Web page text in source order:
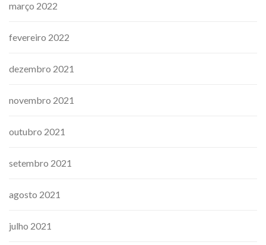
março 2022
fevereiro 2022
dezembro 2021
novembro 2021
outubro 2021
setembro 2021
agosto 2021
julho 2021